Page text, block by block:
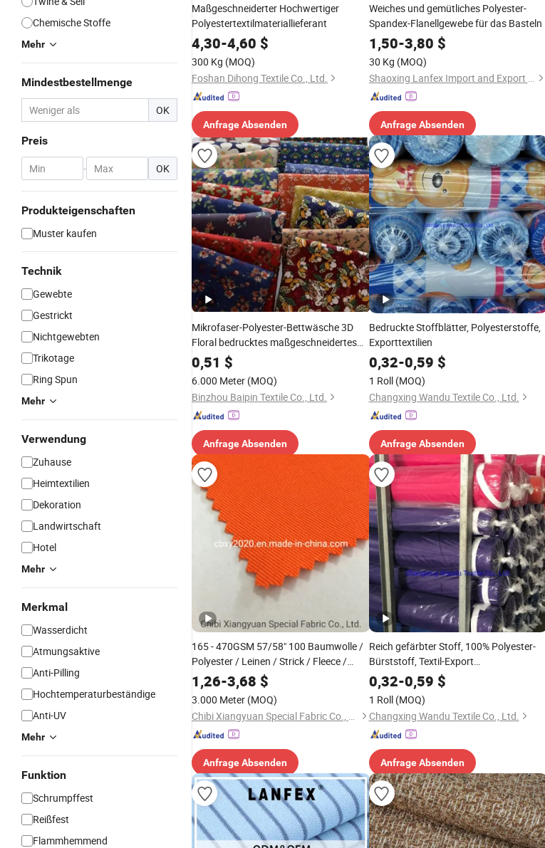
Chemische Stoffe
Mehr
Mindestbestellmenge
OK
Preis
- OK
Produkteigenschaften
Muster kaufen
Technik
Gewebte
Gestrickt
Nichtgewebten
Trikotage
Ring Spun
Mehr
Verwendung
Zuhause
Heimtextilien
Dekoration
Landwirtschaft
Hotel
Mehr
Merkmal
Wasserdicht
Atmungsaktive
Anti-Pilling
Hochtemperaturbeständige
Anti-UV
Mehr
Funktion
Schrumpffest
Reißfest
Flammhemmend
Maßgeschneiderter Hochwertiger
Polyestertextilmateriallieferant
4,30-4,60 $
300 Kg (MOQ)
Foshan Dihong Textile Co., Ltd.
Anfrage Absenden
Weiches und gemütliches Polyester-
Spandex-Flanellgewebe für das Basteln
1,50-3,80 $
30 Kg (MOQ)
Shaoxing Lanfex Import and Export Co., Ltd.
Anfrage Absenden
Mikrofaser-Polyester-Bettwäsche 3D
Floral bedrucktes maßgeschneidertes
Größen- und Farb-Bettwäsche-Set
Qualitäts-Haushaltstextilien Bettlaken
0,51 $
6.000 Meter (MOQ)
Binzhou Baipin Textile Co., Ltd.
Anfrage Absenden
Bedruckte Stoffblätter, Polyesterstoffe,
Exporttextilien
0,32-0,59 $
1 Roll (MOQ)
Changxing Wandu Textile Co., Ltd.
Anfrage Absenden
165 - 470GSM 57/58" 100 Baumwolle /
Polyester / Leinen / Strick / Fleece /
Satin Textilien verwendet in
Arbeitskleidung / Bekleidung /
Kleidungsstück / Jacke / Vorhang /
Sofa
1,26-3,68 $
3.000 Meter (MOQ)
Chibi Xiangyuan Special Fabric Co., Ltd.
Anfrage Absenden
Reich gefärbter Stoff, 100% Polyester-
Bürststoff, Textil-Export
Großhandelsverkauf
0,32-0,59 $
1 Roll (MOQ)
Changxing Wandu Textile Co., Ltd.
Anfrage Absenden